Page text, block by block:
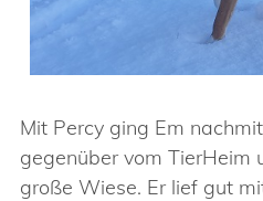
Mit Percy ging Em
gegenüber vom TierHeim
große Wiese. Er lief gut